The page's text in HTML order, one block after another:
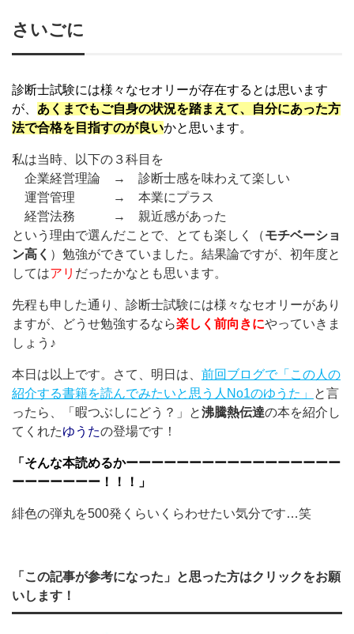
さいごに
診断士試験には様々なセオリーが存在するとは思います
が、 あくまでもご自身の状況を踏まえて、自分にあった方
法で合格を目指すのが良いかと思います。
私は当時、以下の３科目を
企業経営理論 → 診断士感を味わえて楽しい
運営管理 → 本業にプラス
経営法務 → 親近感があった
という理由で選んだことで、とても楽しく（モチベーショ
ン高く ）勉強ができていました。結果論ですが、初年度と
してはアリ だったかなとも思います。
先程も申した通り、診断士試験には様々なセオリーがあり
ますが、どうせ勉強するなら楽しく前向きにやっていきま
しょう♪
本日は以上です。さて、明日は、 前回ブログで「この人の
紹介する書籍を読んでみたいと思う人No1のゆうた」
と言
ったら、「暇つぶしにどう？」と沸騰熱伝達の本を紹介し
てくれたゆうたの登場です！
「そんな本読めるかーーーーーーーーーーーーーーーーー
ーーーーーーー！！！」
緋色の弾丸を500発くらいくらわせたい気分です…笑
「この記事が参考になった」と思った方はクリックをお願
いします！